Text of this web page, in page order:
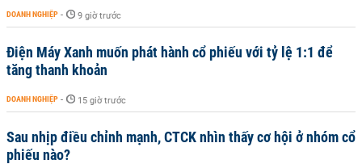
DOANH NGHIỆP - 9 giờ trước
Điện Máy Xanh muốn phát hành cổ phiếu với tỷ lệ 1:1 để
tăng thanh khoản
DOANH NGHIỆP - 15 giờ trước
Sau nhịp điều chỉnh mạnh, CTCK nhìn thấy cơ hội ở nhóm cổ
phiếu nào?